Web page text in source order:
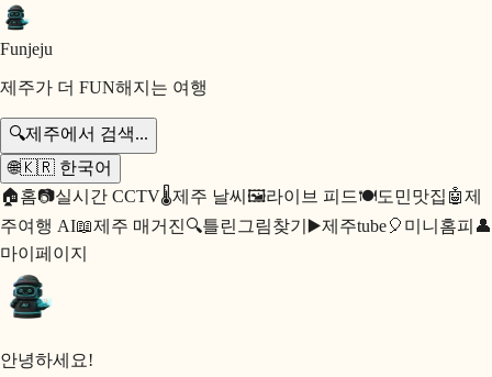
Funjeju
제주가 더 FUN해지는 여행
🔍제주에서 검색...
🌐🇰🇷 한국어
🏠홈📷실시간 CCTV🌡️제주 날씨 🖼️라이브 피드🍽️도민맛집 🤖제
주여행 AI📖제주 매거진🔍틀린그림찾기 ▶️제주tube🎈 미니홈피 👤
마이페이지
안녕하세요!